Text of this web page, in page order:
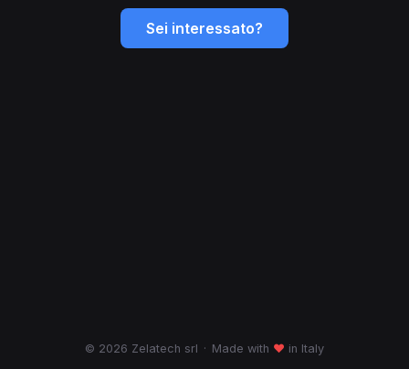
Sei interessato?
© 2026 Zelatech srl · Made with ♥ in Italy